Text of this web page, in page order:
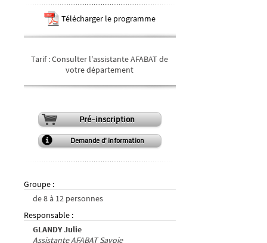
Télécharger le programme
Tarif:Consulter l'assistante AFABAT de
votre département
Pré-inscription
Demande d'information
Groupe :
de8à 12 personnes
Responsable :
GLANDY Julie
Assistante AFABAT Savoie